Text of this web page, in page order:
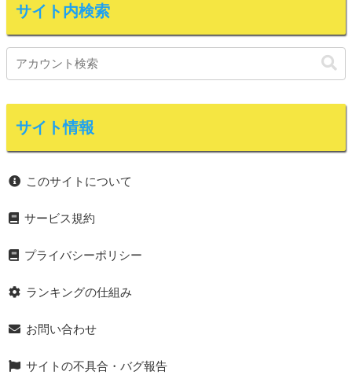
サイト内検索
サイト情報
このサイトについて
サービス規約
プライバシーポリシー
ランキングの仕組み
お問い合わせ
サイトの不具合・バグ報告